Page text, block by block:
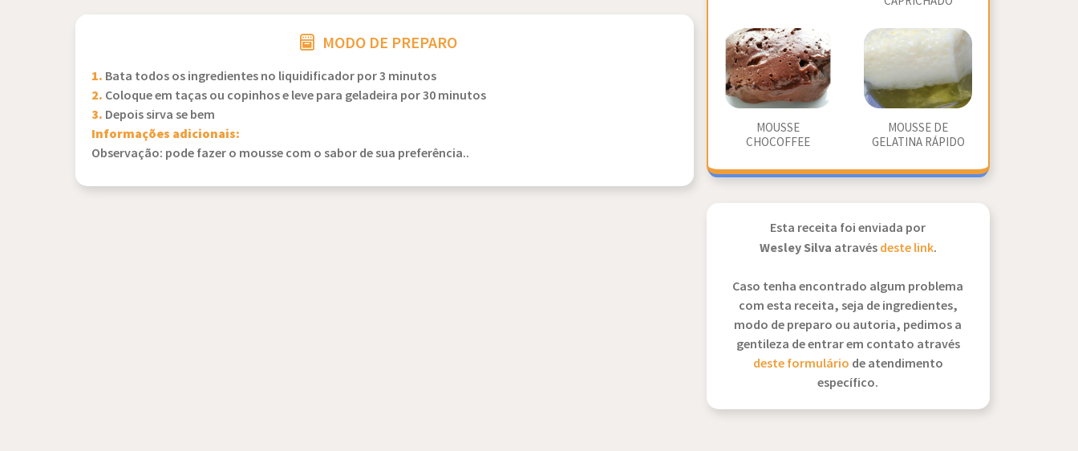
MODO DE PREPARO
1. Bata todos os ingredientes no liquidificador por 3 minutos
2. Coloque em taças ou copinhos e leve para geladeira por 30 minutos
3. Depois sirva se bem
Informações adicionais:
Observação: pode fazer o mousse com o sabor de sua preferência..
MOUSSE
CHOCOFFEE
MOUSSE DE
GELATINA RÁPIDO
Esta receita foi enviada por
Wesley Silva atravésdeste link.
Caso tenha encontrado algum problema
com esta receita, seja de ingredientes,
modo de preparo ou autoria, pedimos a
gentileza de entrar em contato através
deste formulário de atendimento
específico.